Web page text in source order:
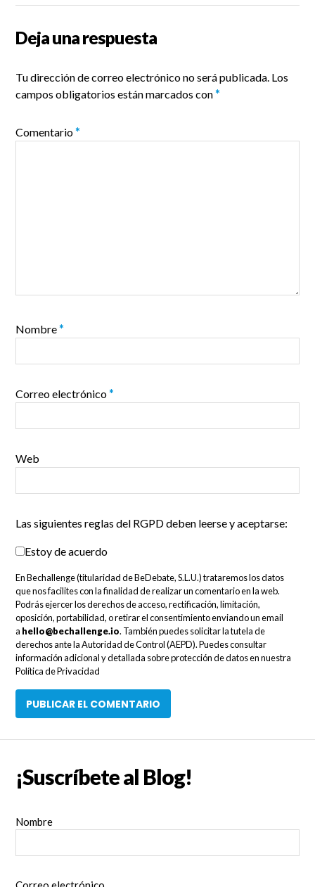
Deja una respuesta
Tu dirección de correo electrónico no será publicada. Los
campos obligatorios están marcados con*
Comentario*
Nombre*
Correo electrónico*
Web
Las siguientes reglas del RGPD deben leerse y aceptarse:
Estoy de acuerdo
En Bechallenge (titularidad de BeDebate, S.L.U.) trataremos los datos
que nos facilites con la finalidad de realizar un comentario en la web.
Podrás ejercer los derechos de acceso, rectificación, limitación,
oposición, portabilidad, o retirar el consentimiento enviando un email
a hello@bechallenge.io. También puedes solicitar la tutela de
derechos ante la Autoridad de Control (AEPD). Puedes consultar
información adicional y detallada sobre protección de datos en nuestra
Política de Privacidad
¡Suscríbete al Blog!
Nombre